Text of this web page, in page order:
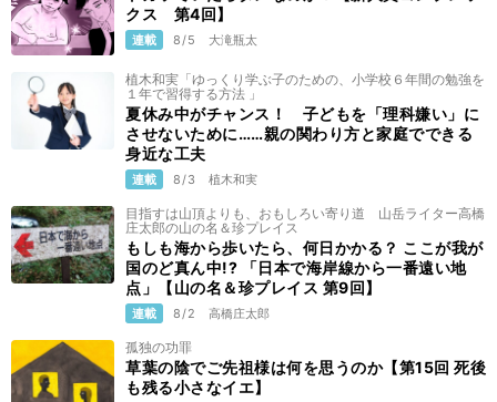
クス 第4回】
連載 8/5 大滝瓶太
植木和実「ゆっくり学ぶ子のための、小学校６年間の勉強を
１年で習得する方法 」
夏休み中がチャンス！ 子どもを「理科嫌い」に
させないために……親の関わり方と家庭でできる
身近な工夫
連載 8/3 植木和実
目指すは山頂よりも、おもしろい寄り道 山岳ライター高橋
庄太郎の山の名＆珍プレイス
もしも海から歩いたら、何日かかる？ ここが我が
国のど真ん中!? 「日本で海岸線から一番遠い地
点」【山の名＆珍プレイス 第9回】
連載 8/2 高橋庄太郎
孤独の功罪
草葉の陰でご先祖様は何を思うのか【第15回 死後
も残る小さなイエ】